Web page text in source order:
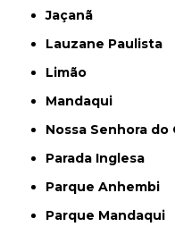
Jaçanã
Lauzane Paulista
Limão
Mandaqui
Nossa Senhora do
Parada Inglesa
Parque Anhembi
Parque Mandaqui